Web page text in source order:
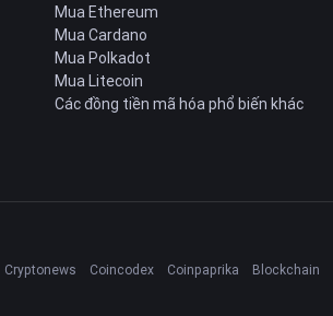
Mua Ethereum
Mua Cardano
Mua Polkadot
Mua Litecoin
Các đồng tiền mã hóa phổ biến khác
Cryptonews Coincodex Coinpaprika Blockchain